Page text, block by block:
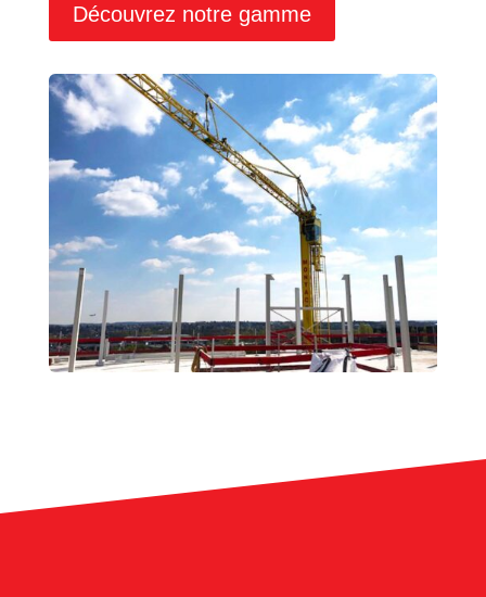
Découvrez notre gamme